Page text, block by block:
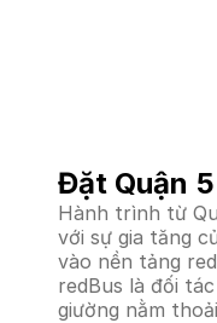
Đặt Quận
Hành trình từ
với sự gia tăng
vào nền tảng
redBus là đối
giường nằm